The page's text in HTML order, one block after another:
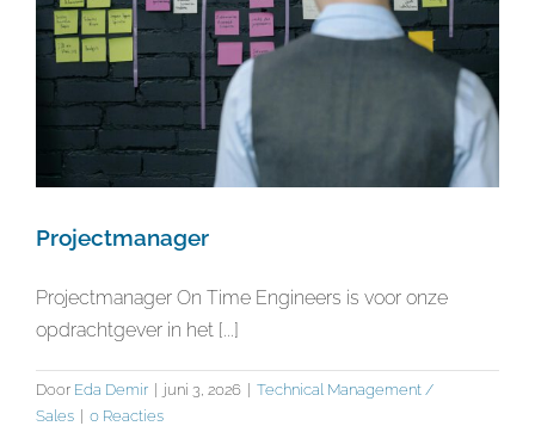
Projectmanager
Projectmanager On Time Engineers is voor onze
opdrachtgever in het [...]
Door Eda Demir | juni 3, 2026 | Technical Management /
Sales | 0 Reacties